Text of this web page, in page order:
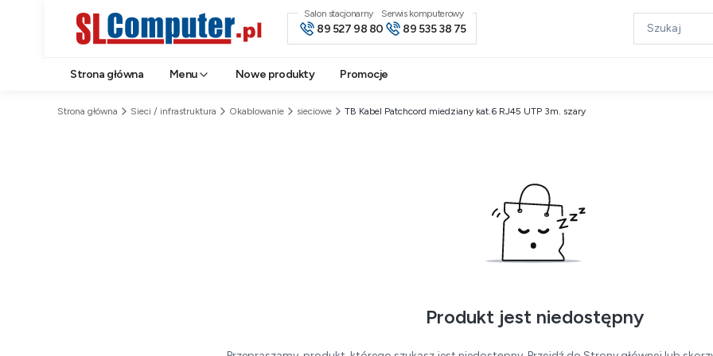
Salon stacjonarny
89 527 98 80 89 535 38 75
Strona główna Menu Nowe produkty Promocje
Strona główna Sieci / infrastruktura Okablowanie sieciowe TB Kabel Patchcord miedziany kat.6 RJ45 UTP 3m. szary
Produkt jest niedostępny